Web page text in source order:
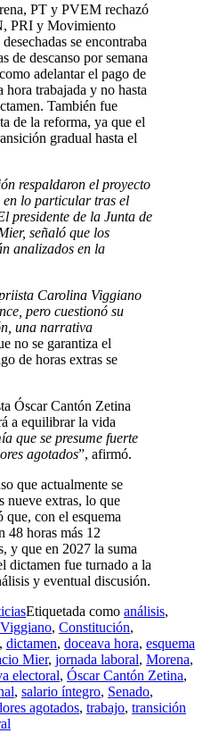
PT y PVEM rechazó
PRI y Movimiento
se encontraba
de descanso por semana
adelantar el pago de
hora trabajada y no hasta
También fue
de la reforma, ya que el
gradual hasta el
respaldaron el proyecto
en lo particular tras el
presidente de la Junta de
señaló que los
analizados en la
Carolina Viggiano
pero cuestionó su
una narrativa
no se garantiza el
de horas extras se
Óscar Cantón Zetina
a equilibrar la vida
que se presume fuerte
agotados”, afirmó.
que actualmente se
nueve extras, lo que
que, con el esquema
48 horas más 12
y que en 2027 la suma
dictamen fue turnado a la
y eventual discusión.
Etiquetada como análisis,
, Constitución,
, dictamen, doceava hora, esquema
Mier, jornada laboral, Morena,
electoral, Óscar Cantón Zetina,
, salario íntegro, Senado,
agotados, trabajo, transición